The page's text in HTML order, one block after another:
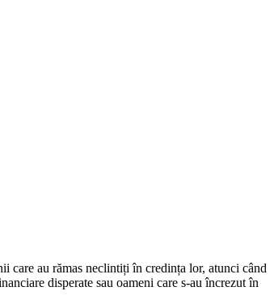
care au rămas neclintiți în credința lor, atunci când
disperate sau oameni care s-au încrezut în